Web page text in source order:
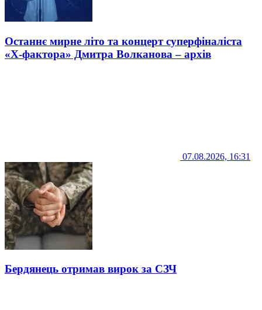
Останнє мирне літо та концерт суперфіналіста
«Х-фактора» Дмитра Волканова – архів
07.08.2026, 16:31
Бердянець отримав вирок за СЗЧ